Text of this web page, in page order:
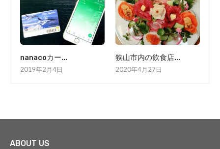
nanacoカー...
2019年2月4日
狭山市内の飲食店...
2020年4月27日
ABOUT US